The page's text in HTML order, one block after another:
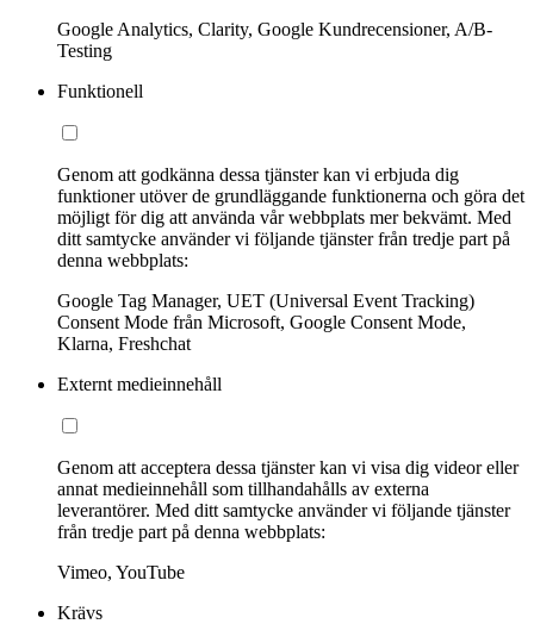
Google Analytics, Clarity, Google Kundrecensioner, A/B-
Testing
Funktionell
Genom att godkänna dessa tjänster kan vi erbjuda dig
funktioner utöver de grundläggande funktionerna och göra det
möjligt för dig att använda vår webbplats mer bekvämt. Med
ditt samtycke använder vi följande tjänster från tredje part på
denna webbplats:
Google Tag Manager, UET (Universal Event Tracking)
Consent Mode från Microsoft, Google Consent Mode,
Klarna, Freshchat
Externt medieinnehåll
Genom att acceptera dessa tjänster kan vi visa dig videor eller
annat medieinnehåll som tillhandahålls av externa
leverantörer. Med ditt samtycke använder vi följande tjänster
från tredje part på denna webbplats:
Vimeo, YouTube
Krävs